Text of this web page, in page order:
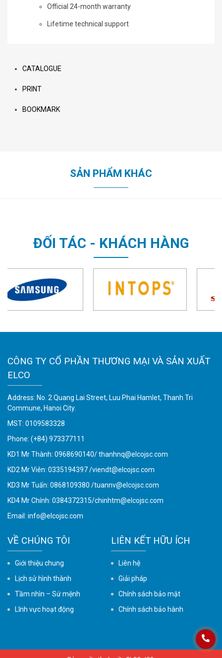
Official 24-month warranty
Lifetime technical support
CATALOGUE
PRINT
BOOKMARK
SẢN PHẨM KHÁC
ĐỐI TÁC - KHÁCH HÀNG
CÔNG TY CỔ PHẦN THƯƠNG MẠI VÀ SẢN XUẤT
ELCO
Address: No. 2 Quang Lai Street, Luu Phai Hamlet, Thanh Tri
Commune, Hanoi City.
MST: 0109583328
Phone: (+84) 973377111
KD1 Mr Thành: 0968690140/ thanhnq@elcojsc.com
KD2 Mr Viên: 0335194397 /viendt@elcojsc.com
KD3 Mr Tuấn: 0868109380 /tuannv@elcojsc.com
KD4 Mr Chính: 0384372315/chinhtm@elcojsc.com
Email: info@elcojsc.com
VỀ CHÚNG TÔI
Giới thiệu chung
Lịch sử hình thành
Tầm nhìn – Sứ mệnh
Lĩnh vực hoạt động
LIÊN KẾT HỮU ÍCH
Liên hệ
Giải pháp
Chính sách bảo mật
Chính sách bảo hành